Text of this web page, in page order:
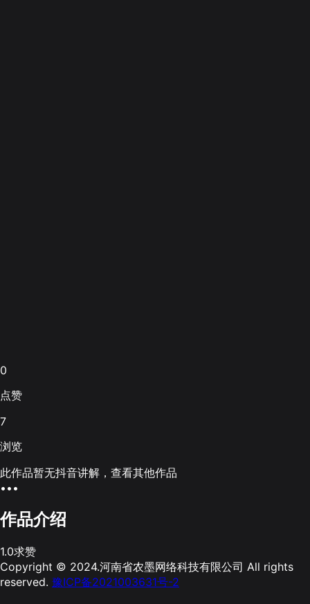
0
点赞
7
浏览
此作品暂无抖音讲解，查看其他作品
•••
作品介绍
1.0求赞
Copyright © 2024.河南省农墨网络科技有限公司 All rights
reserved. 豫ICP备2021003631号-2